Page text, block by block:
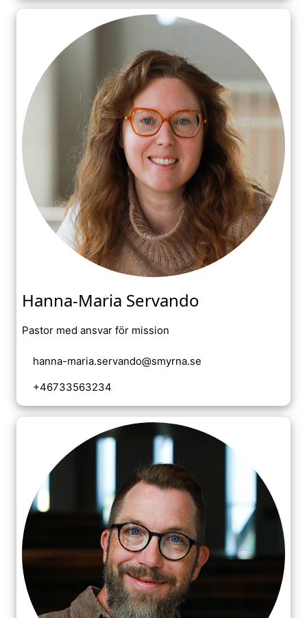
Hanna-Maria Servando
Pastor med ansvar för mission
hanna-maria.servando@smyrna.se
+46733563234